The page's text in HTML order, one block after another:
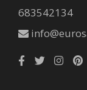
683542134